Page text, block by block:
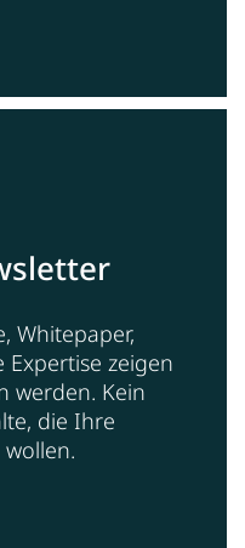
Whitepaper,
Expertise zeigen
werden. Kein
die Ihre